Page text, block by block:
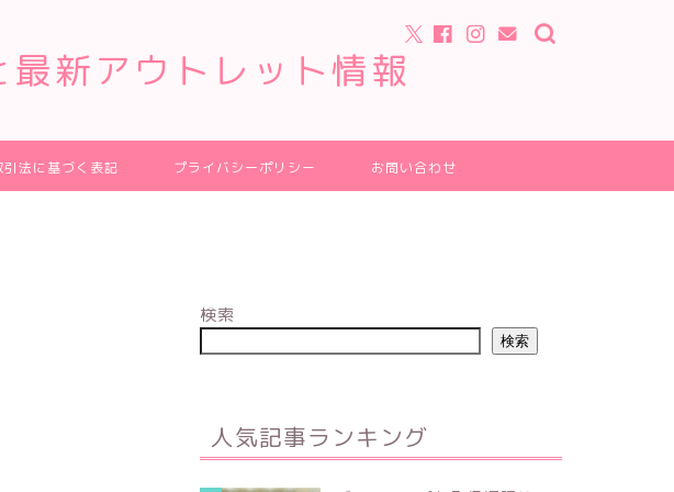
新アウトレット情報
引法に基づく表記 プライバシーポリシー お問い合わせ
検索
検索
人気記事ランキング